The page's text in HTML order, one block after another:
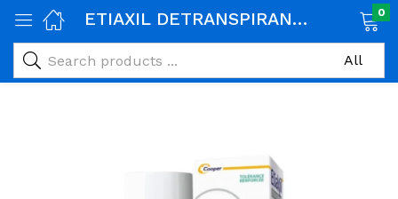
ETIAXIL DETRANSPIRANT LOTION PIEDS PEAUX SENSIBLES 100ML 0